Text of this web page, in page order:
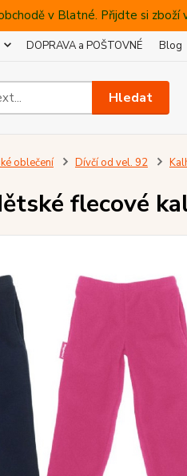
v Blatné. Přijdte si zboží
DOPRAVA a POŠTOVNÉ Blog
Hledat
oblečení Dívčí od vel. 92
flecové